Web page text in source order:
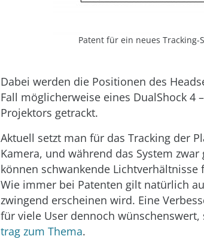
Patent für ein neues Tracking-
Dabei werden die Positionen des
Fall möglicherweise eines DualShock
Projektors getrackt.
Aktuell setzt man für das Tracking der
Kamera, und während das System
können schwankende
Wie immer bei Patenten gilt natürlich
zwingend erscheinen wird. Eine
für viele User dennoch wünschenswert,
trag zum Thema.